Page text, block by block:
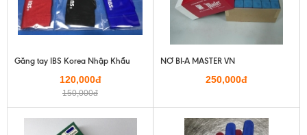
Găng tay IBS Korea Nhập Khẩu
120,000đ
150,000đ
NƠ BI-A MASTER VN
250,000đ